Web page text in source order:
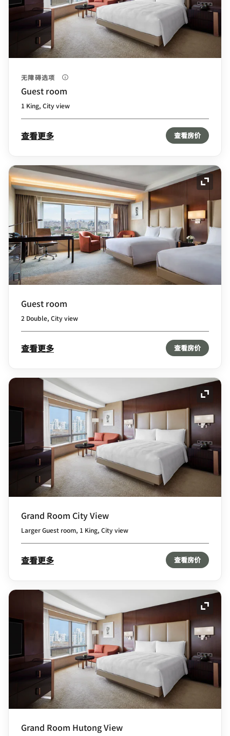
无障碍选项
Guest room
1 King, City view
查看更多 查看房价
展开
Guest room
2 Double, City view
查看更多 查看房价
展开
Grand Room City View
Larger Guest room, 1 King, City view
查看更多 查看房价
展开
Grand Room Hutong View